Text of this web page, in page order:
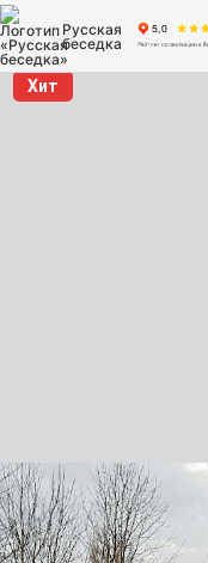
Русская
беседка
Хит